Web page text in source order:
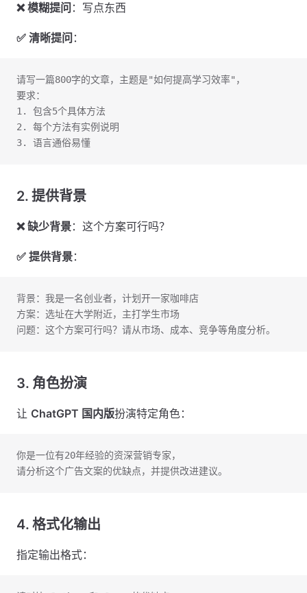
❌ 模糊提问 ：写点东西
✅ 清晰提问 ：
请写一篇800字的文章，主题是"如何提高学习效率"，
要求：
1. 包含5个具体方法
2. 每个方法有实例说明
3. 语言通俗易懂
2. 提供背景
❌ 缺少背景：这个方案可行吗？
✅ 提供背景：
背景：我是一名创业者，计划开一家咖啡店
方案：选址在大学附近，主打学生市场
问题：这个方案可行吗？请从市场、成本、竞争等角度分析。
3. 角色扮演
让 ChatGPT 国内版扮演特定角色：
你是一位有20年经验的资深营销专家，
请分析这个广告文案的优缺点，并提供改进建议。
4. 格式化输出
指定输出格式：